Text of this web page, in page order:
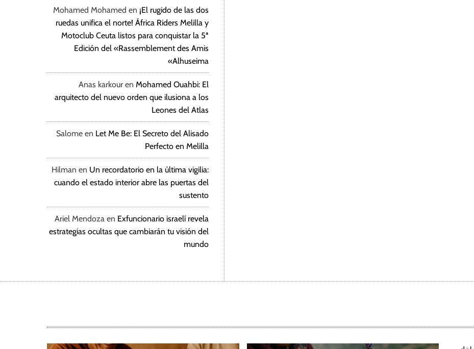
Mohamed Mohamed en ¡El rugido de las dos
ruedas unifica el norte! África Riders Melilla y
Motoclub Ceuta listos para conquistar la 5ª
Edición del «Rassemblement des Amis
Alhuseima»
Anas karkour en Mohamed Ouahbi: El
arquitecto del nuevo orden que ilusiona a los
Leones del Atlas
Salome en Let Me Be: El Secreto del Alisado
Perfecto en Melilla
Hilman en Un recordatorio en la última vigilia:
cuando el estado interior abre las puertas del
sustento
Ariel Mendoza en Exfuncionario israelí revela
estrategias ocultas que cambiarán tu visión del
mundo